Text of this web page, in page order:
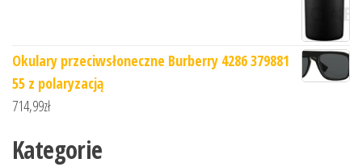
Okulary przeciwsłoneczne Burberry 4286 379881
55 z polaryzacją
714,99zł
Kategorie